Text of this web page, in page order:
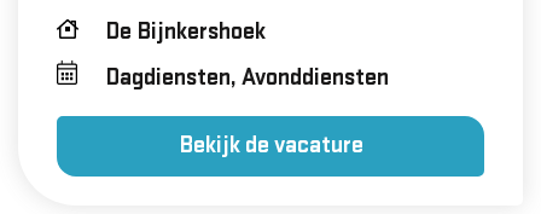
De Bijnkershoek
Dagdiensten, Avonddiensten
Bekijk de vacature